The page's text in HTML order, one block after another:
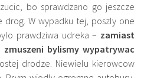
bo sprawdzano go jeszcze
drog. W wypadku tej, poszly one
prawdziwa udreka – zamiast
bylismy wypatrywac
drodze. Niewielu kierowcow